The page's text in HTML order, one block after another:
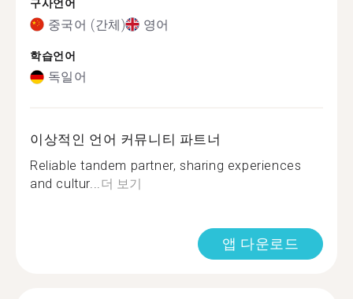
구사언어
중국어 (간체) 영어
학습언어
독일어
이상적인 언어 커뮤니티 파트너
Reliable tandem partner, sharing experiences
and cultur...더 보기
앱 다운로드